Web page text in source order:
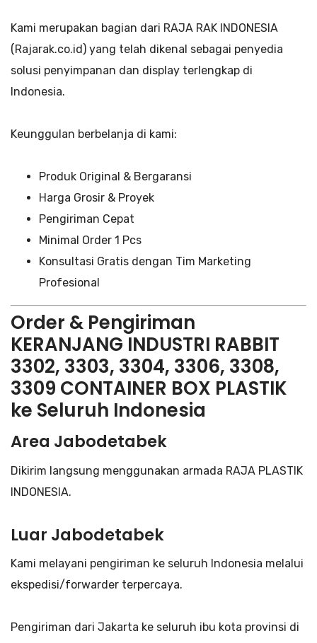
Kami merupakan bagian dari RAJA RAK INDONESIA
(Rajarak.co.id) yang telah dikenal sebagai penyedia
solusi penyimpanan dan display terlengkap di
Indonesia.
Keunggulan berbelanja di kami:
Produk Original & Bergaransi
Harga Grosir & Proyek
Pengiriman Cepat
Minimal Order 1 Pcs
Konsultasi Gratis dengan Tim Marketing
Profesional
Order & Pengiriman
KERANJANG INDUSTRI RABBIT
3302, 3303, 3304, 3306, 3308,
3309 CONTAINER BOX PLASTIK
ke Seluruh Indonesia
Area Jabodetabek
Dikirim langsung menggunakan armada RAJA PLASTIK
INDONESIA.
Luar Jabodetabek
Kami melayani pengiriman ke seluruh Indonesia melalui
ekspedisi/forwarder terpercaya.
Pengiriman dari Jakarta ke seluruh ibu kota provinsi di